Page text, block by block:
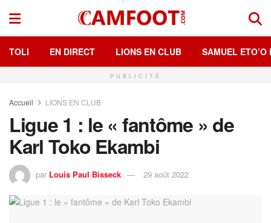
TOLI EN DIRECT LIONS EN CLUB SAMUEL ETO’O
PUBLICITÉ
Accueil LIONS EN CLUB
Ligue 1 : le « fantôme » de
Karl Toko Ekambi
par Louis Paul Bisseck 29 août 2022